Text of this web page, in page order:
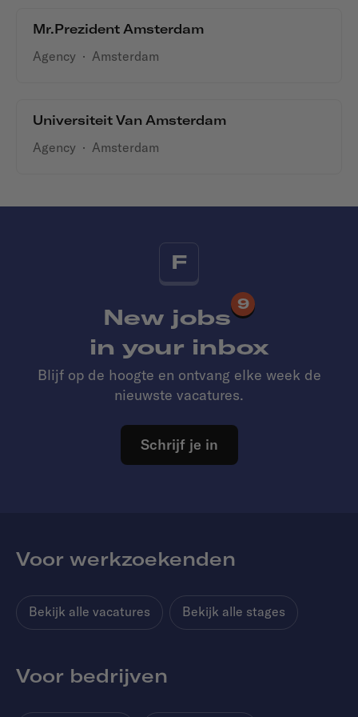
Mr.Prezident Amsterdam
Agency · Amsterdam
Universiteit Van Amsterdam
Agency · Amsterdam
F
New jobs
9
in your inbox
Blijf op de hoogte en ontvang elke week de
nieuwste vacatures.
Schrijf je in
Voor werkzoekenden
Bekijk alle vacatures Bekijk alle stages
Voor bedrijven